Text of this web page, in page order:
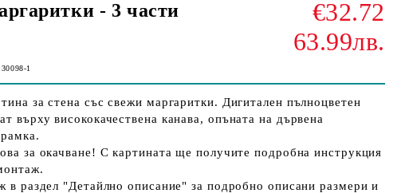
- 3 части
€32.72
63.99лв.
30098-1
за стена със свежи маргаритки. Дигитален пълноцветен
върху висококачествена канава, опъната на дървена
за окачване! С картината ще получите подробна инструкция
в раздел "Детайлно описание" за подробно описани размери и